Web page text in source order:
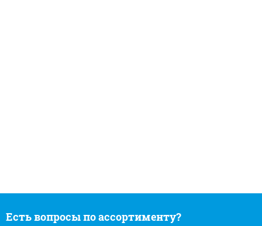
Есть вопросы по ассортименту?